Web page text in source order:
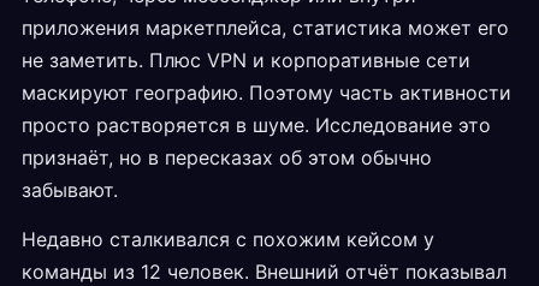
приложения маркетплейса, статистика может его
не заметить. Плюс VPN и корпоративные сети
маскируют географию. Поэтому часть активности
просто растворяется в шуме. Исследование это
признаёт, но в пересказах об этом обычно
забывают.
Недавно сталкивался с похожим кейсом у
команды из 12 человек. Внешний отчёт показывал